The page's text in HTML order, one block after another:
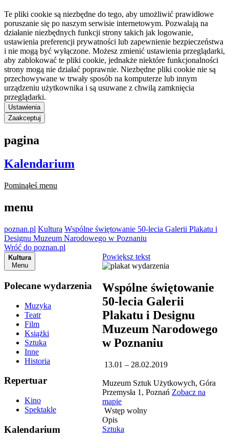
Te pliki cookie są niezbędne do tego, aby umożliwić prawidłowe
poruszanie się po naszym serwisie internetowym. Pozwalają na
działanie niezbędnych funkcji strony takich jak logowanie,
ustawienia preferencji prywatności lub zapewnienie bezpieczeństwa
i nie mogą być wyłączone. Możesz zmienić ustawienia przeglądarki,
aby zablokować te pliki cookie, jednakże niektóre funkcjonalności
strony mogą nie działać poprawnie. Niezbędne pliki cookie nie są
przechowywane w trwały sposób na komputerze lub innym
urządzeniu użytkownika i są usuwane z chwilą zamknięcia
przeglądarki.
Ustawienia
Zaakceptuj
pagina
Kalendarium
Pominąłeś menu
menu
poznan.pl Kultura Wspólne świętowanie 50-lecia Galerii Plakatu i
Designu Muzeum Narodowego w Poznaniu
Wróć do poznan.pl
Kultura
Menu
Polecane wydarzenia
Muzyka
Teatr
Film
Książki
Sztuka
Inne
Historia
Repertuar
Kino
Spektakle
Kalendarium
Powiększ tekst
Wspólne świętowanie
50-lecia Galerii
Plakatu i Designu
Muzeum Narodowego
w Poznaniu
13.01 – 28.02.2019
Muzeum Sztuk Użytkowych, Góra
Przemysła 1, Poznań Zobacz na
mapie
Wstęp wolny
Opis
Sztuka